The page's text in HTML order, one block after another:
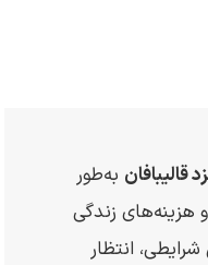
قالیبافان به‌طور
هزینه‌های زندگی
انتظار